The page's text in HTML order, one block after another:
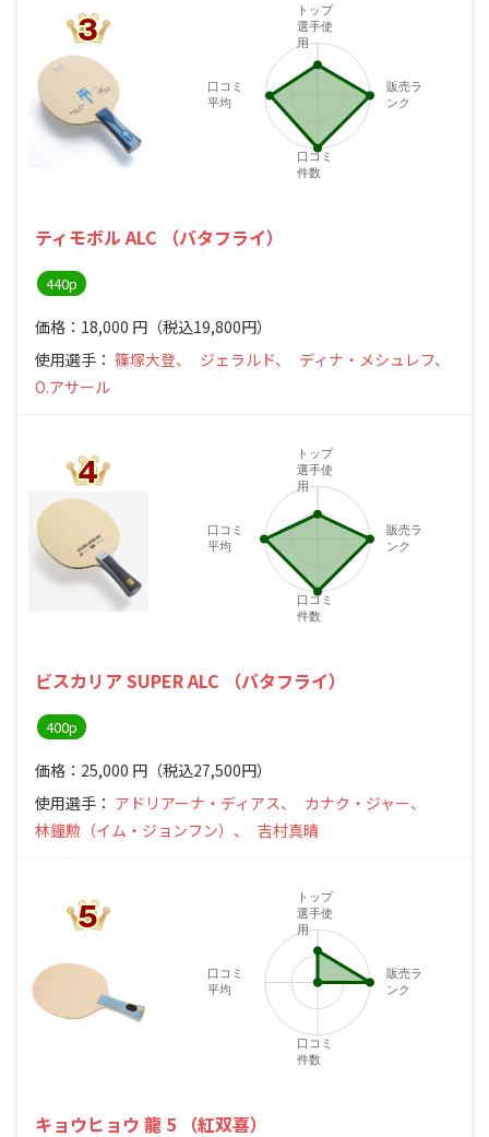
ティモボル ALC （バタフライ）
440p
価格：18,000 円 （税込19,800円）
使用選手： 篠塚大登、 ジェラルド、
ディナ・メシュレフ、
O.アサール
トップ
選手使
用
販売ラ
ンク
口コミ
件数
口コミ
平均
ビスカリア SUPER ALC （バタフライ）
400p
価格：25,000 円 （税込27,500円）
使用選手： アドリアーナ・ディアス、
カナク・ジャー、
林鐘勲（イム・ジョンフン）、
吉村真晴
トップ
選手使
用
販売ラ
ンク
口コミ
件数
口コミ
平均
キョウヒョウ 龍 5 （紅双喜）
トップ
選手使
用
販売ラ
ンク
口コミ
件数
口コミ
平均